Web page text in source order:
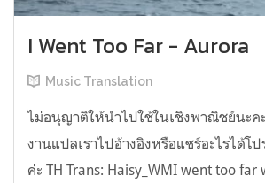
I Went Too Far - Aurora
Music Translation
ไม่อนุญาติให้นำไปใช้ในเชิงพาณิชย์นะค
งานแปลเราไปอ้างอิงหรือแชร์อะไรได้โ
ค่ะ TH Trans: Haisy_WMI went too far